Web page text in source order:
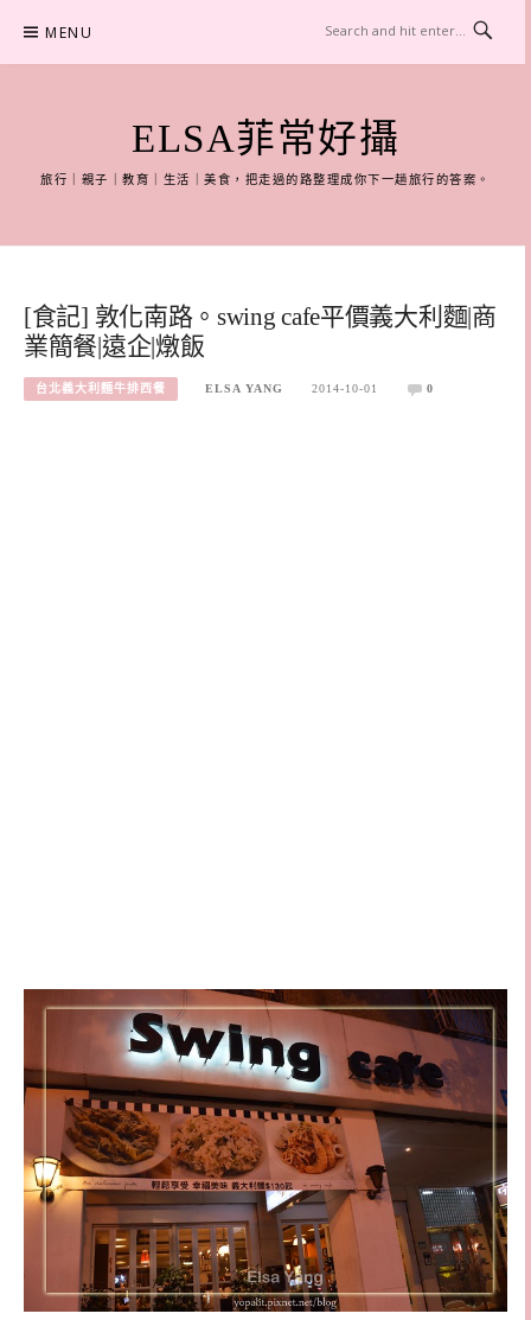
content
MENU
ELSA菲常好攝
旅行｜親子｜教育｜生活｜美食，把走過的路整理成你下一趟旅行的答案。
[食記] 敦化南路。swing cafe平價義大利麵|商
業簡餐|遠企|燉飯
台北義大利麵牛排西餐 ELSA YANG 2014-10-01 0